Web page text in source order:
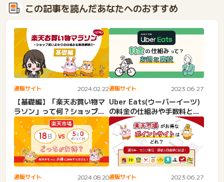
この記事を読んだあなたへのおすすめ
通販サイト 2024.02.22
【基礎編】「楽天お買い物マ
ラソン」って何？ショップ買
いまわりの仕組みを徹底解
説...
通販サイト 2023.06.27
Uber Eats(ウーバーイーツ)
の料金の仕組みや手数料と
は？お得な裏技も
通販サイト 2024.08.20通販サイト 2023.06.27